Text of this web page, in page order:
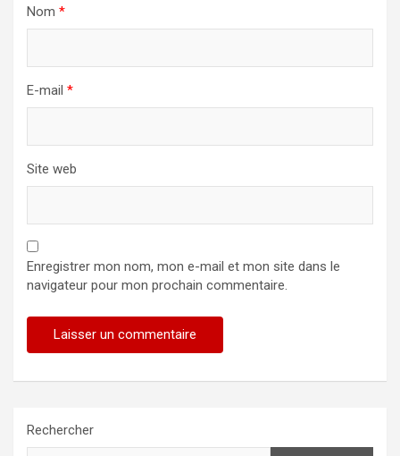
Nom *
E-mail *
Site web
Enregistrer mon nom, mon e-mail et mon site dans le
navigateur pour mon prochain commentaire.
Rechercher